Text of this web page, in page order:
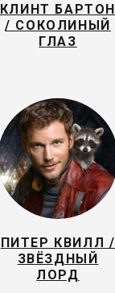
КЛИНТ БАРТОН
/ СОКОЛИНЫЙ
ГЛАЗ
ПИТЕР КВИЛЛ /
ЗВЁЗДНЫЙ
ЛОРД